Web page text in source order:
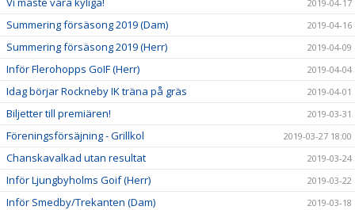
2019-04-17
Summering försäsong 2019 (Dam) 2019-04-16
Summering försäsong 2019 (Herr) 2019-04-09
Inför Flerohopps GoIF (Herr) 2019-04-04
Idag börjar Rockneby IK träna på gräs 2019-04-01
Biljetter till premiären! 2019-03-31
Föreningsförsäjning - Grillkol 2019-03-27 18:00
Chanskavalkad utan resultat 2019-03-24
Inför Ljungbyholms Goif (Herr) 2019-03-22
Inför Smedby/Trekanten (Dam) 2019-03-18